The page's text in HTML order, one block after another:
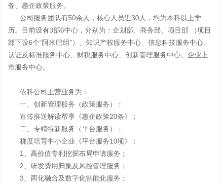
务、惠企政策服务。
公司服务团队有50余人，核心人员近30人，均为本科以上学
历。目前设有3部6中心，分别为：企划部、商务部、项目部 （项目
部下设6个“阿米巴组”）、知识产权服务中心、信息科技服务中心、
认证及标准服务中心、财税服务中心、创新管理服务中心、企业上
市服务中心。
依科公司主营业务为：
一、创新管理服务（政策服务）：
宣传推送解读帮享《惠企政策20条》；
二、专精特新服务（平台服务）：
梯度培育中小企业《平台服务10项》：
1、高价值专利挖掘布局申请服务；
2、研发费用归集及风控管理服务；
3、两化融合及数字化智能化服务；